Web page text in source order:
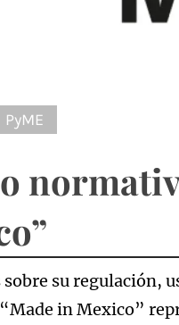
PyME
su regulación,
in Mexico”